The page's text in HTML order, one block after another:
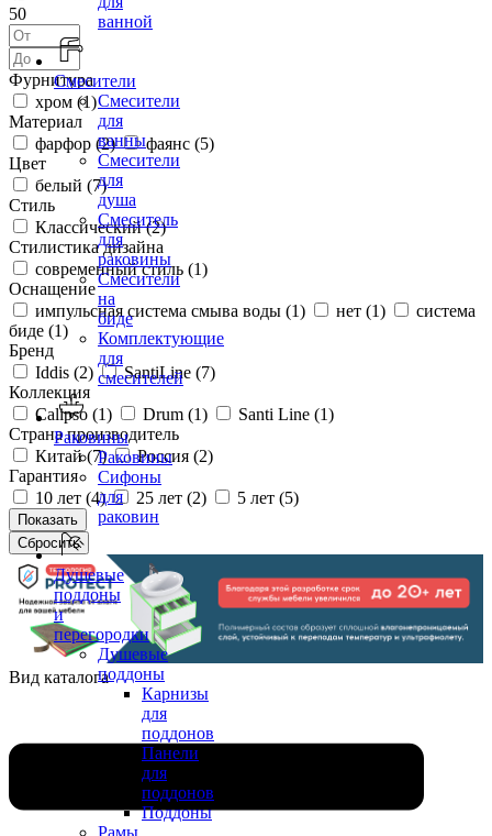
ванной
Смесители
Смесители
для
ванны
Смесители
для
душа
Смеситель
для
раковины
Смесители
на
биде
Комплектующие
для
смесителей
Раковины
Раковины
Сифоны
для
раковин
Душевые
поддоны
и
перегородки
Душевые
поддоны
Карнизы
для
поддонов
Панели
для
поддонов
Поддоны
50
Фурнитура
хром (1)
Материал
фарфор (2) фаянс (5)
Цвет
белый (7)
Стиль
Классический (2)
Стилистика дизайна
современный стиль (1)
Оснащение
импульсная система смыва воды (1) нет (1)
система
биде (1)
Бренд
Iddis (2) SantiLine (7)
Коллекция
Calipso (1) Drum (1) Santi Line (1)
Страна производитель
Китай (7) Россия (2)
Гарантия
10 лет (4) 25 лет (2) 5 лет (5)
Вид каталога